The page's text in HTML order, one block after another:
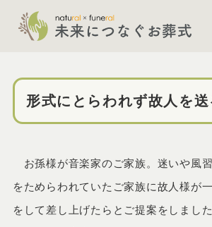
市川市斎場で無宗
形式にとらわれず故人を送
お孫様が音楽家のご家族。迷いや風
をためらわれていたご家族に故人様が
をして差し上げたらとご提案をしまし